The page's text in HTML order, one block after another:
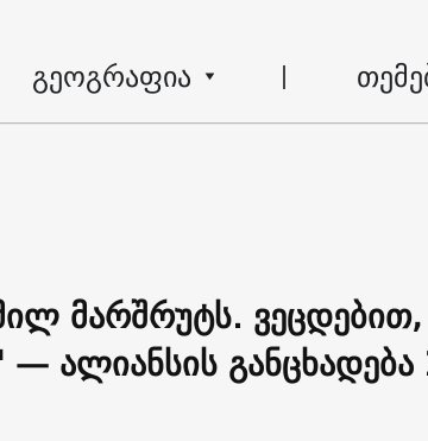
გეოგრაფია
მარშრუტს. ვეცდებით,
— ალიანსის განცხადება